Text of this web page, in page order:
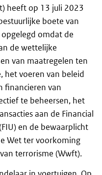
heeft op 13 juli 2023
boete van
omdat de
de wettelijke
van maatregelen ten
het voeren van beleid
financieren van
te beheersen, het
aan de Financial
en de bewaarplicht
Wet ter voorkoming
terrorisme (Wwft).